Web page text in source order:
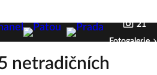
21
Fotogalerie
netradičních